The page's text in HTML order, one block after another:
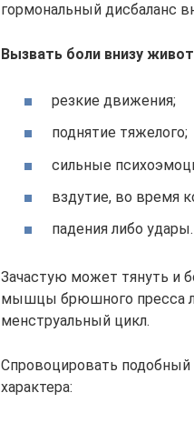
гормональный дисбаланс
Вызвать боли внизу
резкие движения;
поднятие тяжелого;
сильные
вздутие, во время
падения либо удары.
Зачастую может тянуть и
мышцы брюшного пресса
менструальный цикл.
Спровоцировать
характера: